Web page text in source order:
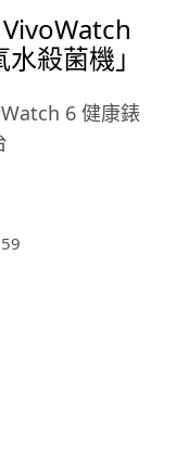
VivoWatch
殺菌機」
6 健康錶